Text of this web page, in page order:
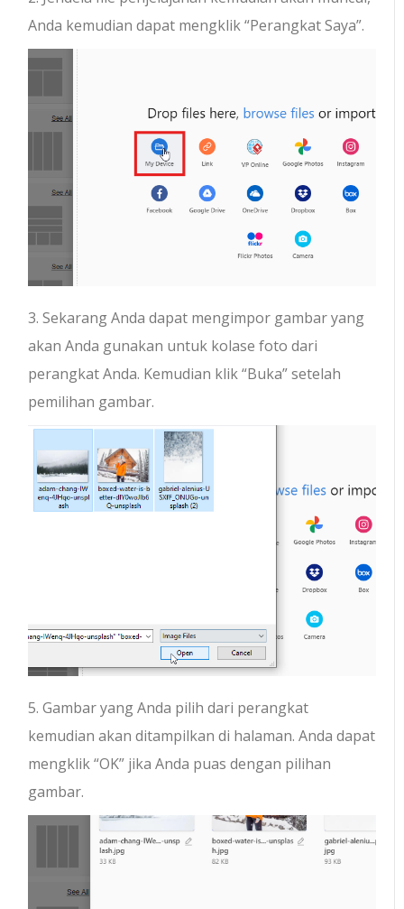
Anda kemudian dapat mengklik “Perangkat Saya”.
3. Sekarang Anda dapat mengimpor gambar yang
akan Anda gunakan untuk kolase foto dari
perangkat Anda. Kemudian klik “Buka” setelah
pemilihan gambar.
5. Gambar yang Anda pilih dari perangkat
kemudian akan ditampilkan di halaman. Anda dapat
mengklik “OK” jika Anda puas dengan pilihan
gambar.